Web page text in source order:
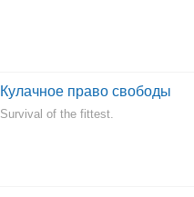
Кулачное право свободы
Survival of the fittest.